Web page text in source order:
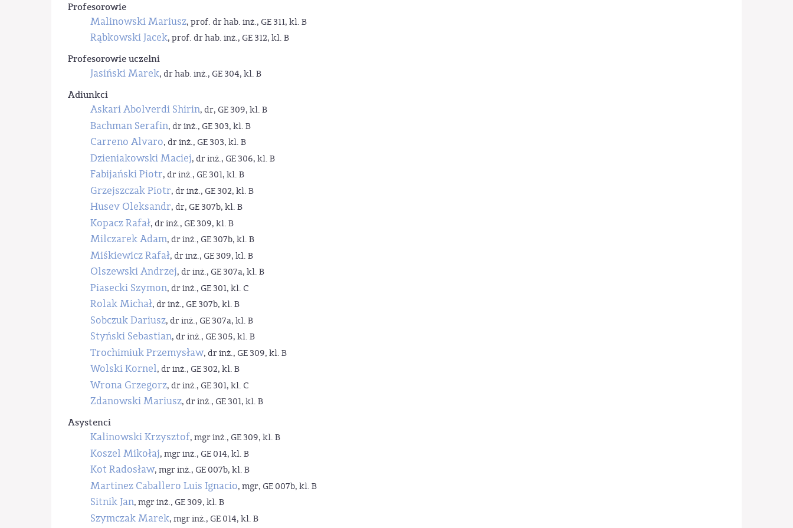
Profesorowie
Malinowski Mariusz, prof. dr hab. inż., GE 311, kl. B
Rąbkowski Jacek, prof. dr hab. inż., GE 312, kl. B
Profesorowie uczelni
Jasiński Marek, dr hab. inż., GE 304, kl. B
Adiunkci
Askari Abolverdi Shirin, dr, GE 309, kl. B
Bachman Serafin, dr inż., GE 303, kl. B
Carreno Alvaro, dr inż., GE 303, kl. B
Dzieniakowski Maciej, dr inż., GE 306, kl. B
Fabijański Piotr, dr inż., GE 301, kl. B
Grzejszczak Piotr, dr inż., GE 302, kl. B
Husev Oleksandr, dr, GE 307b, kl. B
Kopacz Rafał, dr inż., GE 309, kl. B
Milczarek Adam, dr inż., GE 307b, kl. B
Miśkiewicz Rafał, dr inż., GE 309, kl. B
Olszewski Andrzej, dr inż., GE 307a, kl. B
Piasecki Szymon, dr inż., GE 301, kl. C
Rolak Michał, dr inż., GE 307b, kl. B
Sobczuk Dariusz, dr inż., GE 307a, kl. B
Styński Sebastian, dr inż., GE 305, kl. B
Trochimiuk Przemysław, dr inż., GE 309, kl. B
Wolski Kornel, dr inż., GE 302, kl. B
Wrona Grzegorz, dr inż., GE 301, kl. C
Zdanowski Mariusz, dr inż., GE 301, kl. B
Asystenci
Kalinowski Krzysztof, mgr inż., GE 309, kl. B
Koszel Mikołaj, mgr inż., GE 014, kl. B
Kot Radosław, mgr inż., GE 007b, kl. B
Martinez Caballero Luis Ignacio, mgr, GE 007b, kl. B
Sitnik Jan, mgr inż., GE 309, kl. B
Szymczak Marek, mgr inż., GE 014, kl. B